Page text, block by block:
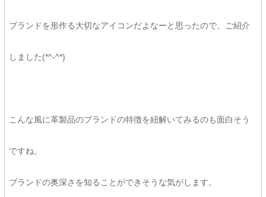
ブランドを形作る大切なアイコンだよなーと思ったので、ご紹介
しました(*^-^*)
こんな風に革製品のブランドの特徴を紐解いてみるのも面白そう
ですね。
ブランドの奥深さを知ることができそうな気がします。